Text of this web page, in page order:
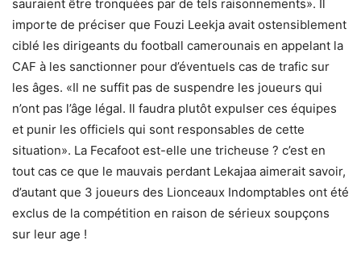
sauraient être tronquées par de tels raisonnements». Il
importe de préciser que Fouzi Leekja avait ostensiblement
ciblé les dirigeants du football camerounais en appelant la
CAF à les sanctionner pour d’éventuels cas de trafic sur
les âges. «Il ne suffit pas de suspendre les joueurs qui
n’ont pas l’âge légal. Il faudra plutôt expulser ces équipes
et punir les officiels qui sont responsables de cette
situation». La Fecafoot est-elle une tricheuse ? c’est en
tout cas ce que le mauvais perdant Lekajaa aimerait savoir,
d’autant que 3 joueurs des Lionceaux Indomptables ont été
exclus de la compétition en raison de sérieux soupçons
sur leur age !